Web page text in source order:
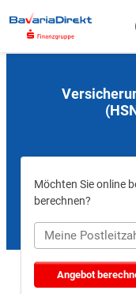
Hauptinhalt
Möchten Sie online
berechnen?
Angebot